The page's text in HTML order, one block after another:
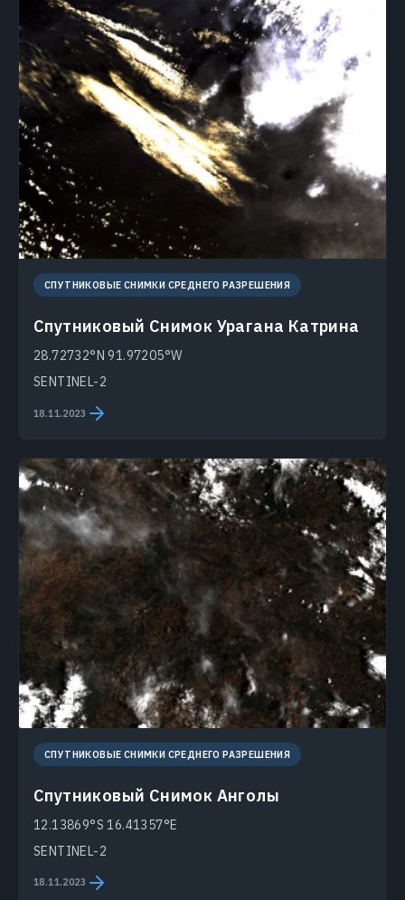
СПУТНИКОВЫЕ СНИМКИ СРЕДНЕГО РАЗРЕШЕНИЯ
Спутниковый Снимок Урагана Катрина
28.72732°N 91.97205°W
SENTINEL-2
18.11.2023
СПУТНИКОВЫЕ СНИМКИ СРЕДНЕГО РАЗРЕШЕНИЯ
Спутниковый Снимок Анголы
12.13869°S 16.41357°E
SENTINEL-2
18.11.2023